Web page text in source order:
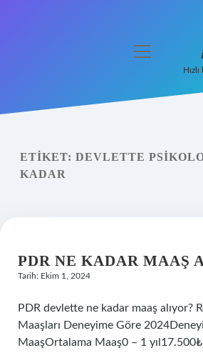
Yasal Uyarı
menüyü
ETIKET: DEVLETTE
KADAR
PDR NE KADAR MAAŞ
Tarih: Ekim 1, 2024
PDR devlette ne kadar maaş alıyor?
Maaşları Deneyime Göre
MaaşOrtalama Maaş0 – 1